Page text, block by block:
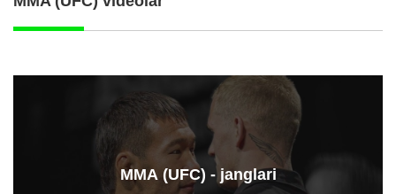
ММА (UFC) - janglari